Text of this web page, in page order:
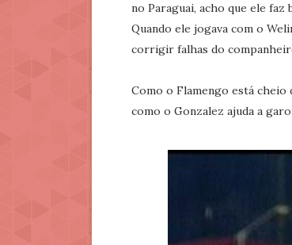
no Paraguai, acho que ele
Quando ele jogava com o
corrigir falhas do
Como o Flamengo está
como o Gonzalez ajuda a